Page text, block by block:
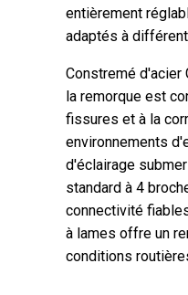
entièrement
adaptés à
Constremé d'acier
la remorque est
fissures et à la
environnements
d'éclairage
standard à 4
connectivité
à lames offre un
conditions